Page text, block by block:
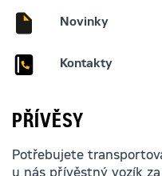
Novinky
Kontakty
PŘÍVĚSY
Potřebujete